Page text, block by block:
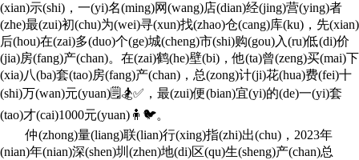
(xian)示(shi)，一(yi)名(ming)网(wang)店(dian)经(jing)营(ying)者
(zhe)最(zui)初(chu)为(wei)寻(xun)找(zhao)仓(cang)库(ku)，先(xian)
后(hou)在(zai)多(duo)个(ge)城(cheng)市(shi)购(gou)入(ru)低(di)价
(jia)房(fang)产(chan)。在(zai)鹤(he)壁(bi)，他(ta)曾(zeng)买(mai)下
(xia)八(ba)套(tao)房(fang)产(chan)，总(zong)计(ji)花(hua)费(fei)十
(shi)万(wan)元(yuan)🗒🏂✅，最(zui)便(bian)宜(yi)的(de)一(yi)套
(tao)才(cai)1000元(yuan)🧍🐦。
仲(zhong)量(liang)联(lian)行(xing)指(zhi)出(chu)，2023年
(nian)年(nian)深(shen)圳(zhen)地(di)区(qu)生(sheng)产(chan)总